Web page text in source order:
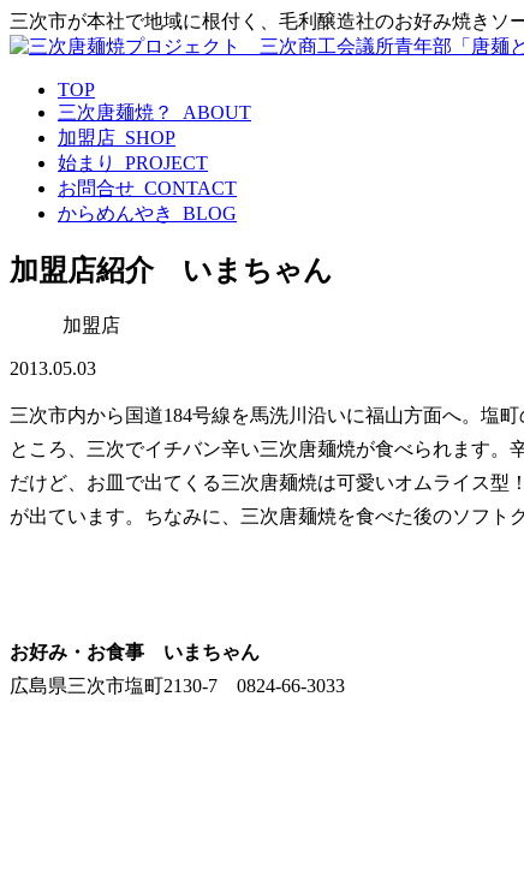
三次市が本社で地域に根付く、毛利醸造社のお好み焼きソ
TOP
三次唐麺焼？_ABOUT
加盟店_SHOP
始まり_PROJECT
お問合せ_CONTACT
からめんやき_BLOG
加盟店紹介 いまちゃん
加盟店
2013.05.03
三次市内から国道184号線を馬洗川沿いに福山方面へ。塩
ところ、三次でイチバン辛い三次唐麺焼が食べられます。
だけど、お皿で出てくる三次唐麺焼は可愛いオムライス
が出ています。ちなみに、三次唐麺焼を食べた後のソフト
お好み・お食事 いまちゃん
広島県三次市塩町2130-7 0824-66-3033